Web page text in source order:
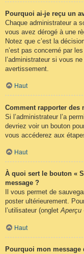
Pourquoi ai-je reçu un
Chaque administrateur a
vous avez dérogé à une
Notez que c’est la
n’est pas concerné par
l’administrateur si vous
avertissement.
Haut
Comment rapporter des
Si l’administrateur l’a
devriez voir un bouton
vous accéderez aux
Haut
À quoi sert le bouton «
message ?
Il vous permet de
poster ultérieurement.
l’utilisateur (ongletAperçu
Haut
Pourquoi mon message